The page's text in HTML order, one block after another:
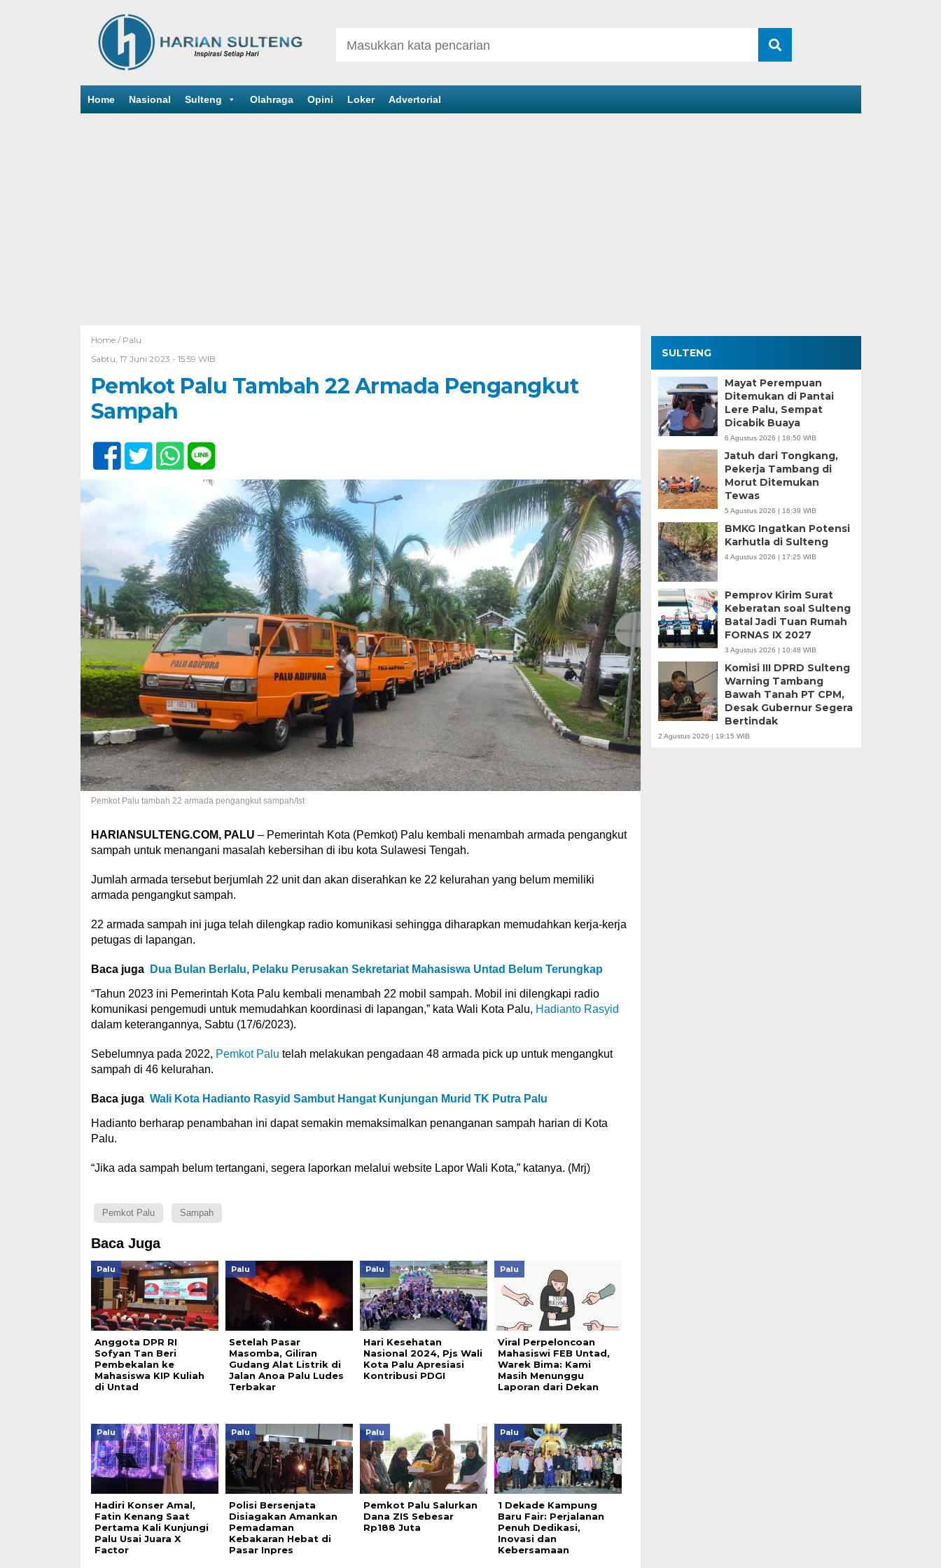
Home Nasional Sulteng Olahraga Opini Loker Advertorial
Home / Palu
Sabtu, 17 Juni 2023 - 15:59 WIB
Pemkot Palu Tambah 22 Armada Pengangkut
Sampah
Pemkot Palu tambah 22 armada pengangkut sampah/Ist
HARIANSULTENG.COM, PALU – Pemerintah Kota (Pemkot) Palu kembali menambah armada pengangkut
sampah untuk menangani masalah kebersihan di ibu kota Sulawesi Tengah.
Jumlah armada tersebut berjumlah 22 unit dan akan diserahkan ke 22 kelurahan yang belum memiliki
armada pengangkut sampah.
22 armada sampah ini juga telah dilengkap radio komunikasi sehingga diharapkan memudahkan kerja-kerja
petugas di lapangan.
Baca juga Dua Bulan Berlalu, Pelaku Perusakan Sekretariat Mahasiswa Untad Belum Terungkap
“Tahun 2023 ini Pemerintah Kota Palu kembali menambah 22 mobil sampah. Mobil ini dilengkapi radio
komunikasi pengemudi untuk memudahkan koordinasi di lapangan,” kata Wali Kota Palu, Hadianto Rasyid
dalam keterangannya, Sabtu (17/6/2023).
Sebelumnya pada 2022, Pemkot Palu telah melakukan pengadaan 48 armada pick up untuk mengangkut
sampah di 46 kelurahan.
Baca juga Wali Kota Hadianto Rasyid Sambut Hangat Kunjungan Murid TK Putra Palu
Hadianto berharap penambahan ini dapat semakin memaksimalkan penanganan sampah harian di Kota
Palu.
“Jika ada sampah belum tertangani, segera laporkan melalui website Lapor Wali Kota,” katanya. (Mrj)
Pemkot Palu Sampah
Baca Juga
Palu
Anggota DPR RI
Sofyan Tan Beri
Pembekalan ke
Mahasiswa KIP Kuliah
di Untad
Palu
Setelah Pasar
Masomba, Giliran
Gudang Alat Listrik di
Jalan Anoa Palu Ludes
Terbakar
Palu
Hari Kesehatan
Nasional 2024, Pjs Wali
Kota Palu Apresiasi
Kontribusi PDGI
Palu
Viral Perpeloncoan
Mahasiswi FEB Untad,
Warek Bima: Kami
Masih Menunggu
Laporan dari Dekan
Palu
Hadiri Konser Amal,
Fatin Kenang Saat
Pertama Kali Kunjungi
Palu Usai Juara X
Factor
Palu
Polisi Bersenjata
Disiagakan Amankan
Pemadaman
Kebakaran Hebat di
Pasar Inpres
Palu
Pemkot Palu Salurkan
Dana ZIS Sebesar
Rp188 Juta
Palu
1 Dekade Kampung
Baru Fair: Perjalanan
Penuh Dedikasi,
Inovasi dan
Kebersamaan
SULTENG
Mayat Perempuan
Ditemukan di Pantai
Lere Palu, Sempat
Dicabik Buaya
6 Agustus 2026 | 18:50 WIB
Jatuh dari Tongkang,
Pekerja Tambang di
Morut Ditemukan
Tewas
5 Agustus 2026 | 16:39 WIB
BMKG Ingatkan Potensi
Karhutla di Sulteng
4 Agustus 2026 | 17:25 WIB
Pemprov Kirim Surat
Keberatan soal Sulteng
Batal Jadi Tuan Rumah
FORNAS IX 2027
3 Agustus 2026 | 10:48 WIB
Komisi III DPRD Sulteng
Warning Tambang
Bawah Tanah PT CPM,
Desak Gubernur Segera
Bertindak
2 Agustus 2026 | 19:15 WIB